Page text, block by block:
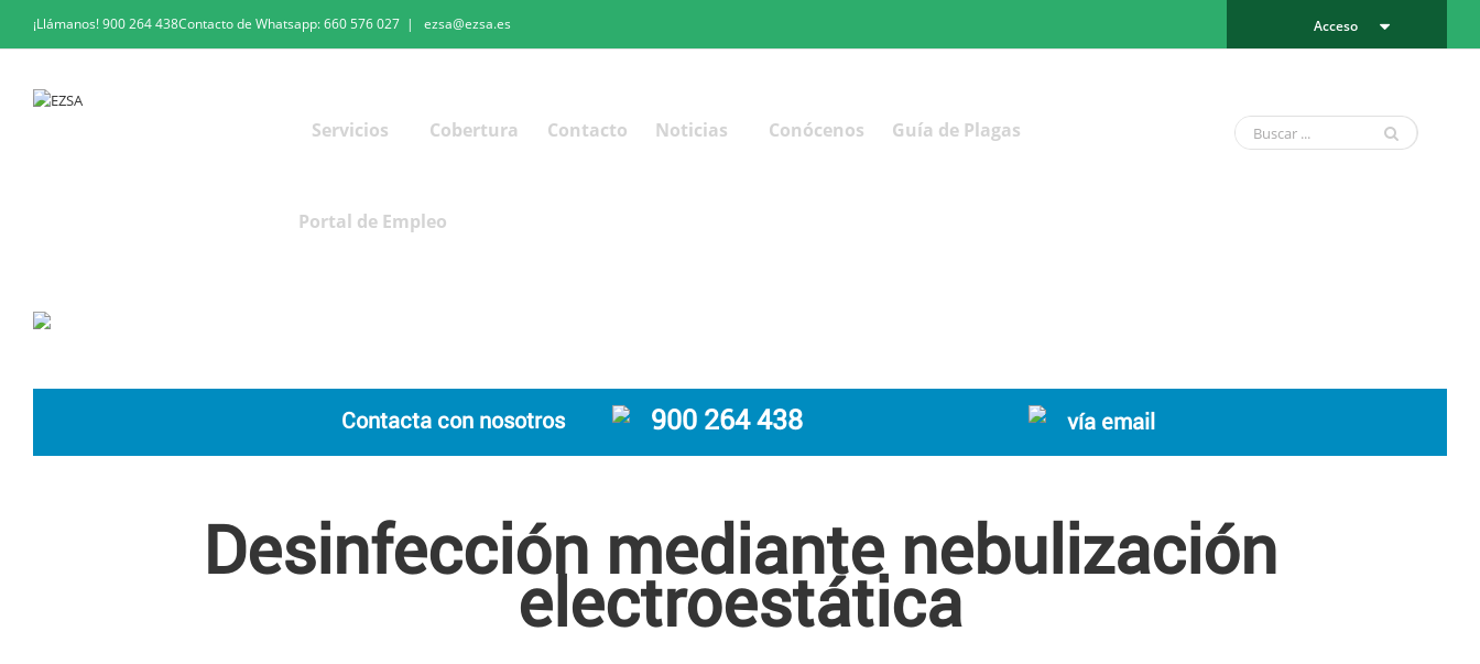
¡Llámanos!900 264 438Contacto de Whatsapp:660 576 027 | ezsa@ezsa.es Acceso
Servicios Cobertura Contacto Noticias Conócenos Guía de Plagas
Portal de Empleo
Contacta con nosotros 900 264 438 vía email
Desinfección mediante nebulización
electroestática